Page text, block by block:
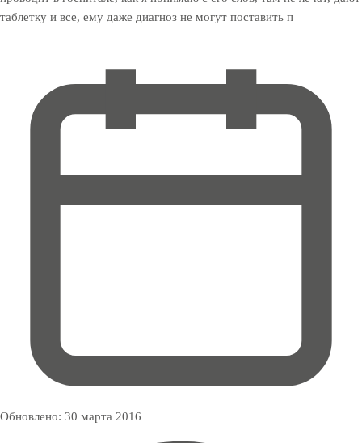
таблетку и все, ему даже диагноз не могут поставить п
Обновлено: 30 марта 2016